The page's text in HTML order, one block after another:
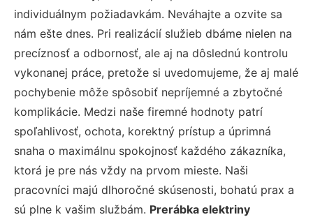
individuálnym požiadavkám. Neváhajte a ozvite sa
nám ešte dnes. Pri realizácií služieb dbáme nielen na
precíznosť a odbornosť, ale aj na dôslednú kontrolu
vykonanej práce, pretože si uvedomujeme, že aj malé
pochybenie môže spôsobiť nepríjemné a zbytočné
komplikácie. Medzi naše firemné hodnoty patrí
spoľahlivosť, ochota, korektný prístup a úprimná
snaha o maximálnu spokojnosť každého zákazníka,
ktorá je pre nás vždy na prvom mieste. Naši
pracovníci majú dlhoročné skúsenosti, bohatú prax a
sú plne k vašim službám. Prerábka elektriny